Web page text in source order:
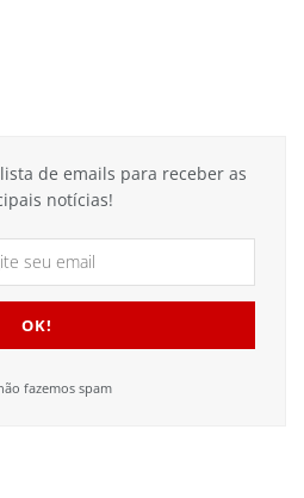
de emails para receber as
notícias!
fazemos spam